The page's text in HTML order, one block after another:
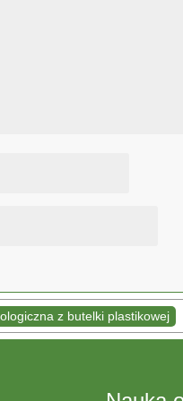
z butelki plastikowej